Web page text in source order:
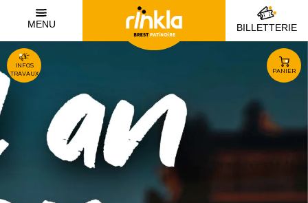
MENU
INFOS
TRAVAUX
BILLETTERIE
PANIER